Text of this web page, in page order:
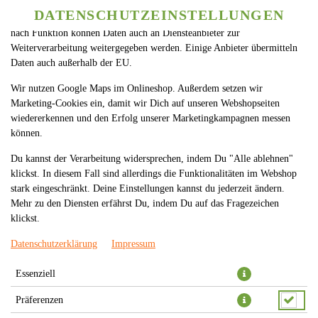
DE
SPRACHE ÄNDERN
FALAFEL (1X STÜCK)
DATENSCHUTZEINSTELLUNGEN
damit bei Deinem Besuch unseres Webshops auch alles funktioniert. Je
nach Funktion können Daten auch an Diensteanbieter zur
Weiterverarbeitung weitergegeben werden. Einige Anbieter übermitteln
Daten auch außerhalb der EU.
Wir nutzen Google Maps im Onlineshop. Außerdem setzen wir
Marketing-Cookies ein, damit wir Dich auf unseren Webshopseiten
wiedererkennen und den Erfolg unserer Marketingkampagnen messen
können.
Du kannst der Verarbeitung widersprechen, indem Du "Alle ablehnen"
klickst. In diesem Fall sind allerdings die Funktionalitäten im Webshop
stark eingeschränkt. Deine Einstellungen kannst du jederzeit ändern.
Mehr zu den Diensten erfährst Du, indem Du auf das Fragezeichen
klickst.
Datenschutzerklärung Impressum
Essenziell
Präferenzen